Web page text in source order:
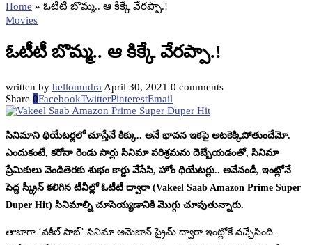
Home » ఓటీటీ బొమ్మ.. ఆ కిక్కే వేరప్పా.!
Movies
ఓటీటీ బొమ్మ.. ఆ కిక్కే వేరప్పా.!
written by hellomudra April 30, 2021 0 comments
Share 0FacebookTwitterPinterestEmail
సినిమాని థియేటర్లలో చూస్తేనే కిక్కు.. అనే భావన ఇకపై అటకెక్కిపోతుందేమో.
ఎందుకంటే, కరోనా రెండు సార్లు సినిమా పరిశ్రమను దెబ్బేయడంతో, సినిమా
ప్రేమికులు వెండితెరకు శుభం కార్డు వేసేసి, హోం థియేటర్లు.. అవేనండీ, ఇంట్లోనే
పెద్ద స్క్రీన్ కలిగిన టీవీల్లో ఓటీటీ ద్వారా (Vakeel Saab Amazon Prime Super
Duper Hit) సినిమాల్ని చూసెయ్యడానికి మొగ్గు చూపుతున్నారు.
తాజాగా ‘వకీల్ సాబ్’ సినిమా అమెజాన్ ప్రైమ్ ద్వారా ఇంట్లోకే వచ్చేసింది.